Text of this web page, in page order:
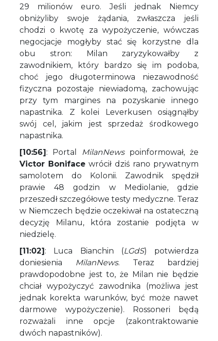
29 milionów euro. Jeśli jednak Niemcy
obniżyliby swoje żądania, zwłaszcza jeśli
chodzi o kwotę za wypożyczenie, wówczas
negocjacje mogłyby stać się korzystne dla
obu stron: Milan zaryzykowałby z
zawodnikiem, który bardzo się im podoba,
choć jego długoterminowa niezawodność
fizyczna pozostaje niewiadomą, zachowując
przy tym margines na pozyskanie innego
napastnika. Z kolei Leverkusen osiągnąłby
swój cel, jakim jest sprzedaż środkowego
napastnika.
[10:56]: Portal MilanNewspoinformował, że
Victor Boniface wrócił dziś rano prywatnym
samolotem do Kolonii. Zawodnik spędził
prawie 48 godzin w Mediolanie, gdzie
przeszedł szczegółowe testy medyczne. Teraz
w Niemczech będzie oczekiwał na ostateczną
decyzję Milanu, która zostanie podjęta w
niedzielę.
[11:02]: Luca Bianchin (LGdS) potwierdza
doniesienia
MilanNews. Teraz bardziej
prawdopodobne jest to, że Milan nie będzie
chciał wypożyczyć zawodnika (możliwa jest
jednak korekta warunków, być może nawet
darmowe wypożyczenie). Rossoneri będą
rozważali inne opcje (zakontraktowanie
dwóch napastników).